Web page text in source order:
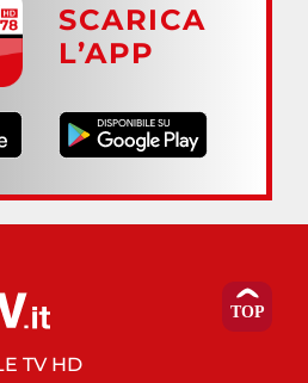
SCARICA
L’APP
TV HD